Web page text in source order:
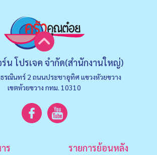
น โปรเจค จำกัด(สำนักงานใหญ่)
รณินทร์ 2 ถนนประชาอุทิศ แขวงหัวยขวาง
เขตห้วยขวาง กทม. 10310
ร รายการย้อนหลัง